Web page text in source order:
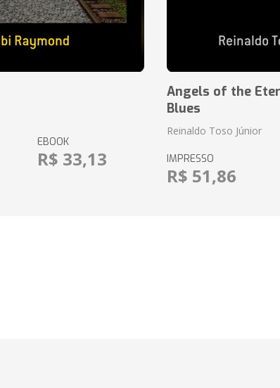
EBOOK
R$ 33,13
Angels of the
Blues
Reinaldo Toso Júnior
IMPRESSO
R$ 51,86